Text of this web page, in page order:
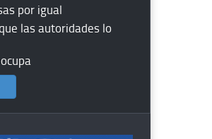
por igual
las autoridades lo